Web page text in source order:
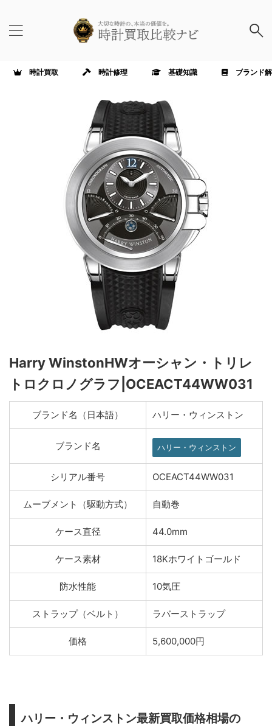
時計買取 時計修理 基礎知識 ブランド
Harry WinstonHWオーシャン・トリレ
トロクロノグラフ|OCEACT44WW031
ブランド名（日本語） ハリー・ウィンストン
ブランド名 ハリー・ウィンストン
シリアル番号 OCEACT44WW031
ムーブメント（駆動方式） 自動巻
ケース直径 44.0mm
ケース素材 18Kホワイトゴールド
防水性能 10気圧
ストラップ（ベルト） ラバーストラップ
価格 5,600,000円
ハリー・ウィンストン最新買取価格相場の